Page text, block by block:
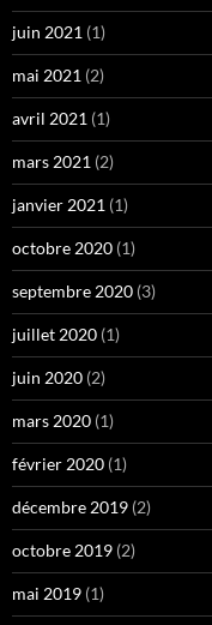
juin 2021 (1)
mai 2021 (2)
avril 2021 (1)
mars 2021 (2)
janvier 2021 (1)
octobre 2020 (1)
septembre 2020 (3)
juillet 2020 (1)
juin 2020 (2)
mars 2020 (1)
février 2020 (1)
décembre 2019 (2)
octobre 2019 (2)
mai 2019 (1)